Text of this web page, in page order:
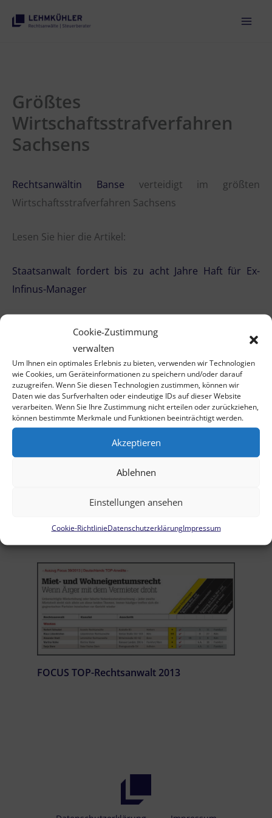
Cookie-Zustimmung
verwalten
Um Ihnen ein optimales Erlebnis zu bieten, verwenden wir Technologien
wie Cookies, um Geräteinformationen zu speichern und/oder darauf
zuzugreifen. Wenn Sie diesen Technologien zustimmen, können wir
Daten wie das Surfverhalten oder eindeutige IDs auf dieser Website
verarbeiten. Wenn Sie Ihre Zustimmung nicht erteilen oder zurückziehen,
können bestimmte Merkmale und Funktionen beeinträchtigt werden.
Akzeptieren
Ablehnen
Einstellungen ansehen
Cookie-RichtlinieDatenschutzerklärungImpressum
Inhalt
Größtes
Wirtschaftsstrafverfahren
Sachsens
Rechtsanwältin Banse verteidigt im größten
Wirtschaftsstrafverfahren Sachsens
Lesen Sie hier die Artikel:
Staatsanwalt fordert bis zu acht Jahre Haft für Ex-
Infinus-Manager
Verteidigerriege in Revision
←zurück weiter
Weitere Themen
Insolvenz
FOCUS TOP-Rechtsanwalt 2013